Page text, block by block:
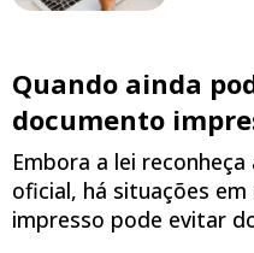
Quando ainda
documento
Embora a lei
oficial, há situações
impresso pode evitar